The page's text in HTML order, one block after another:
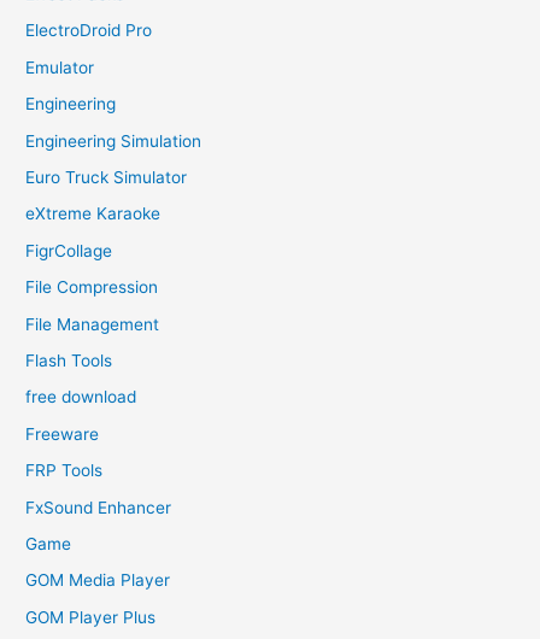
ElectroDroid Pro
Emulator
Engineering
Engineering Simulation
Euro Truck Simulator
eXtreme Karaoke
FigrCollage
File Compression
File Management
Flash Tools
free download
Freeware
FRP Tools
FxSound Enhancer
Game
GOM Media Player
GOM Player Plus